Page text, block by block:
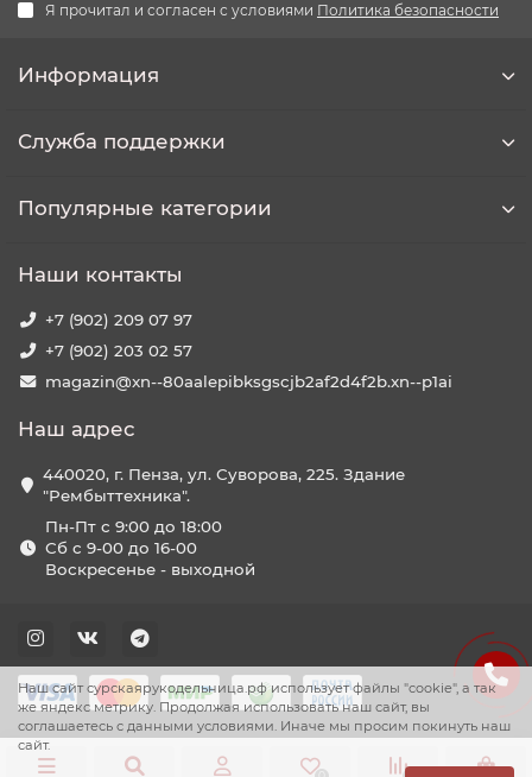
Наш сайт сурскаярукодельница.рф использует файлы "cookie", а так
же яндекс метрику. Продолжая использовать наш сайт, вы
соглашаетесь с данными условиями. Иначе мы просим покинуть наш
сайт.
Я прочитал и согласен с условиями Политика безопасности
Информация
Служба поддержки
Популярные категории
Наши контакты
+7 (902) 209 07 97
+7 (902) 203 02 57
magazin@xn--80aalepibksgscjb2af2d4f2b.xn--p1ai
Наш адрес
440020, г. Пенза, ул. Суворова, 225. Здание
"Рембыттехника".
Пн-Пт с 9:00 до 18:00
Сб с 9-00 до 16-00
Воскресенье - выходной